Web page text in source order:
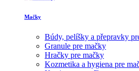
Mačky
Búdy, pelíšky a přepravky
Granule pre mačky
Hračky pre mačky
Kozmetika a hygiena pre